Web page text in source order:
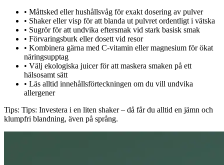
• Måttsked eller hushållsvåg för exakt dosering av pulver
• Shaker eller visp för att blanda ut pulvret ordentligt i vätska
• Sugrör för att undvika eftersmak vid stark basisk smak
• Förvaringsburk eller dosett vid resor
• Kombinera gärna med C-vitamin eller magnesium för ökat
näringsupptag
• Välj ekologiska juicer för att maskera smaken på ett
hälsosamt sätt
• Läs alltid innehållsförteckningen om du vill undvika
allergener
Tips: Tips: Investera i en liten shaker – då får du alltid en jämn och
klumpfri blandning, även på språng.